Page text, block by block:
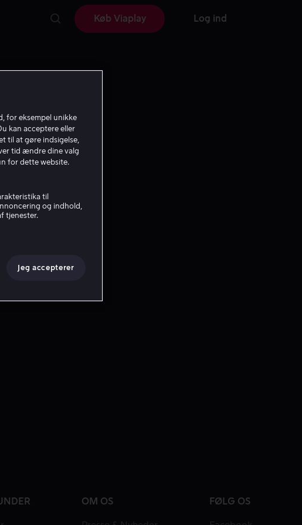
Køb Viaplay Log ind
OM OS FØLG OS
for eksempel unikke
kan acceptere eller
til at gøre indsigelse,
tid ændre dine valg
for dette website.
til
og indhold,
tjenester.
Jeg accepterer